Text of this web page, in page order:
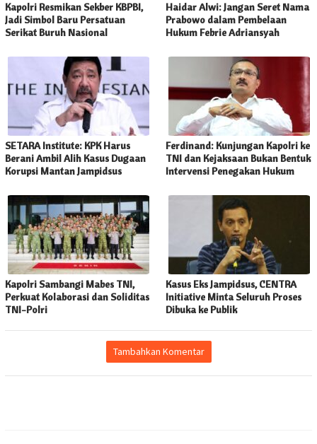
Kapolri Resmikan Sekber KBPBI,
Jadi Simbol Baru Persatuan
Serikat Buruh Nasional
Haidar Alwi: Jangan Seret Nama
Prabowo dalam Pembelaan
Hukum Febrie Adriansyah
SETARA Institute: KPK Harus
Berani Ambil Alih Kasus Dugaan
Korupsi Mantan Jampidsus
Ferdinand: Kunjungan Kapolri ke
TNI dan Kejaksaan Bukan Bentuk
Intervensi Penegakan Hukum
Kapolri Sambangi Mabes TNI,
Perkuat Kolaborasi dan Soliditas
TNI-Polri
Kasus Eks Jampidsus, CENTRA
Initiative Minta Seluruh Proses
Dibuka ke Publik
Tambahkan Komentar